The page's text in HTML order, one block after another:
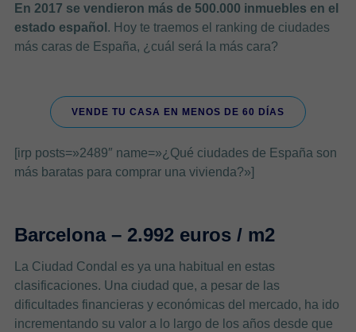
En 2017 se vendieron más de 500.000 inmuebles en el
estado español . Hoy te traemos el ranking de ciudades
más caras de España, ¿cuál será la más cara?
VENDE TU CASA EN MENOS DE 60 DÍAS
[irp posts=»2489″ name=»¿Qué ciudades de España son
más baratas para comprar una vivienda?»]
Barcelona – 2.992 euros / m2
La Ciudad Condal es ya una habitual en estas
clasificaciones. Una ciudad que, a pesar de las
dificultades financieras y económicas del mercado, ha ido
incrementando su valor a lo largo de los años desde que